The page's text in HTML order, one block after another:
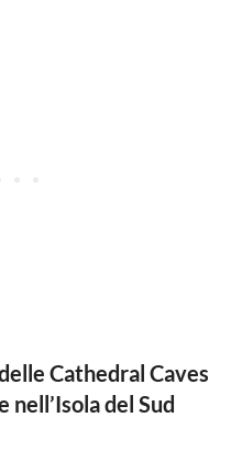
Cathedral Caves
nell’Isola del Sud